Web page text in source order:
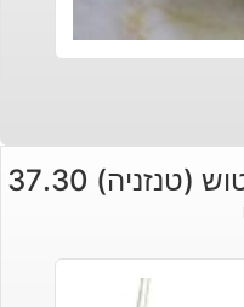
אבן חן: טנזנייט גלם לליטוש (טנזניה) 37.30